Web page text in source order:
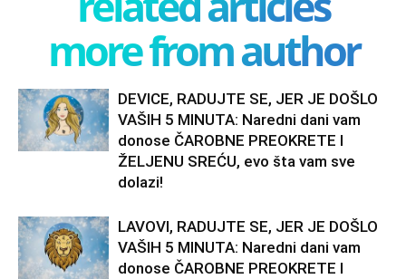
more from author
DEVICE, RADUJTE SE, JER JE DOŠLO
VAŠIH 5 MINUTA: Naredni dani vam
donose ČAROBNE PREOKRETE I
ŽELJENU SREĆU, evo šta vam sve
dolazi!
LAVOVI, RADUJTE SE, JER JE DOŠLO
VAŠIH 5 MINUTA: Naredni dani vam
donose ČAROBNE PREOKRETE I